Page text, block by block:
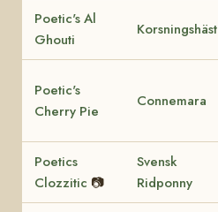
Poetic's Al
Ghouti
Korsningshäst
Poetic's
Cherry Pie
Connemara
Poetics
Clozzitic 📷
Svensk
Ridponny